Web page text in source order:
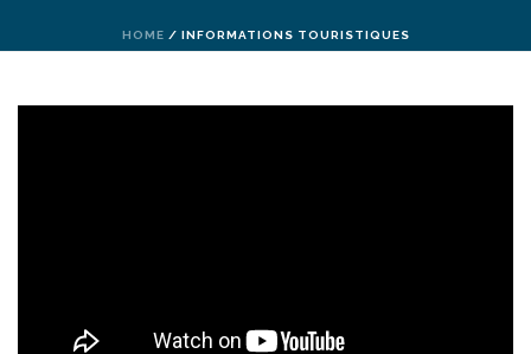
HOME / INFORMATIONS TOURISTIQUES